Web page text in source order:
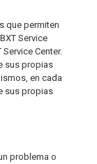
que permiten
Service
Center.
sus propias
en cada
sus propias
problema o